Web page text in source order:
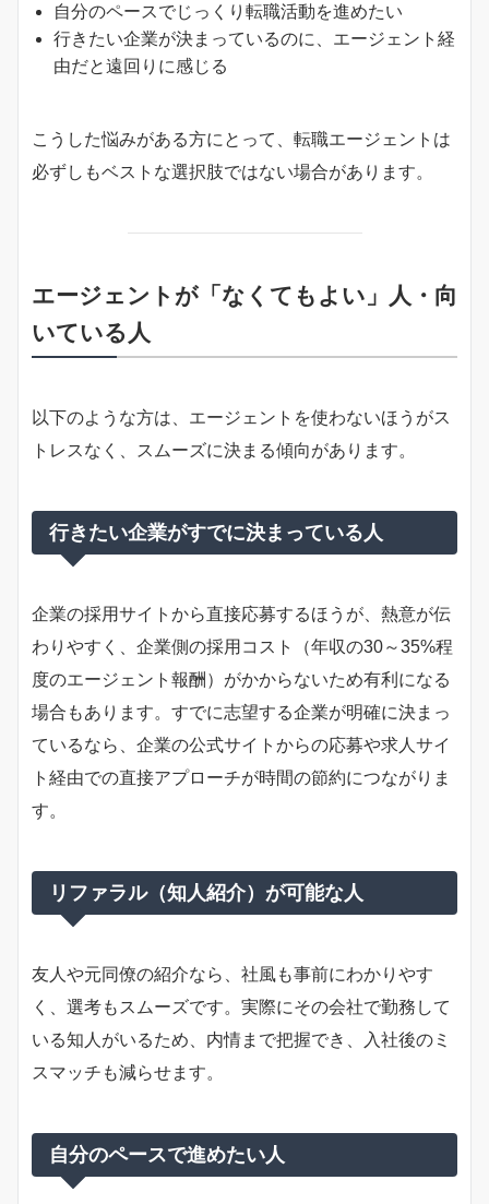
自分のペースでじっくり転職活動を進めたい
行きたい企業が決まっているのに、エージェント経
由だと遠回りに感じる
こうした悩みがある方にとって、転職エージェントは
必ずしもベストな選択肢ではない場合があります。
エージェントが「なくてもよい」人・向
いている人
以下のような方は、エージェントを使わないほうがス
トレスなく、スムーズに決まる傾向があります。
行きたい企業がすでに決まっている人
企業の採用サイトから直接応募するほうが、熱意が伝
わりやすく、企業側の採用コスト（年収の30～35%程
度のエージェント報酬）がかからないため有利になる
場合もあります。すでに志望する企業が明確に決まっ
ているなら、企業の公式サイトからの応募や求人サイ
ト経由での直接アプローチが時間の節約につながりま
す。
リファラル（知人紹介）が可能な人
友人や元同僚の紹介なら、社風も事前にわかりやす
く、選考もスムーズです。実際にその会社で勤務して
いる知人がいるため、内情まで把握でき、入社後のミ
スマッチも減らせます。
自分のペースで進めたい人